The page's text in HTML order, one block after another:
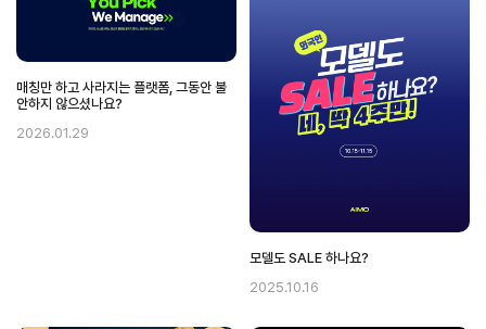
매칭만 하고 사라지는 플랫폼, 그동안 불
안하지 않으셨나요?
2026.01.29
모델도 SALE 하나요?
2025.10.16